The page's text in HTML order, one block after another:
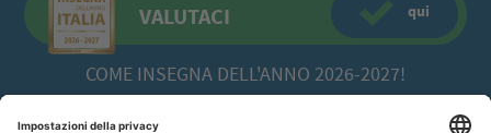
VALUTACI
COME INSEGNA DELL'ANNO 2026-2027!
qui